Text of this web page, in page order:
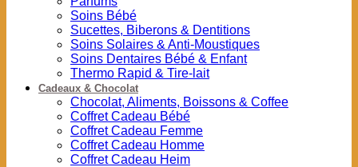
Soins Bébé
Sucettes, Biberons & Dentitions
Soins Solaires & Anti-Moustiques
Soins Dentaires Bébé & Enfant
Thermo Rapid & Tire-lait
Cadeaux & Chocolat
Chocolat, Aliments, Boissons & Coffee
Coffret Cadeau Bébé
Coffret Cadeau Femme
Coffret Cadeau Homme
Coffret Cadeau Heim